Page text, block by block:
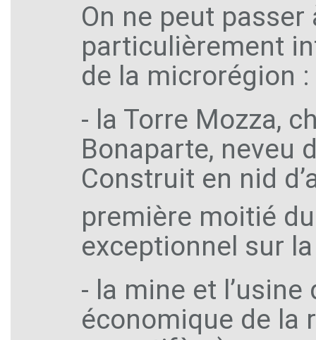
On ne peut
particulièrement
de la microrégion :
- la Torre Mozza,
Bonaparte, neveu
Construit en nid
première moitié
exceptionnel sur
- la mine et l’usine
économique de la